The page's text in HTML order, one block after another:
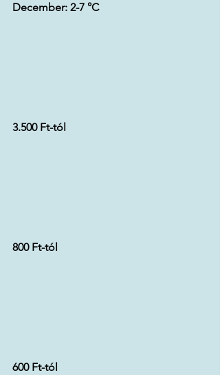
December: 2-7 °C
3.500 Ft-tól
800 Ft-tól
600 Ft-tól